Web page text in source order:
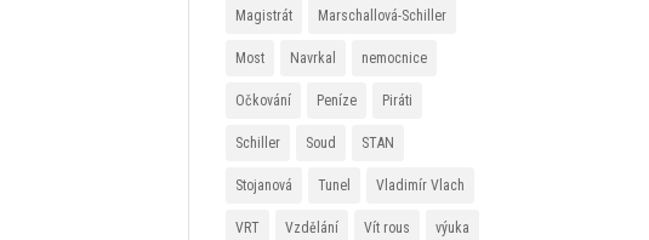
Magistrát Marschallová-Schiller
Most Navrkal nemocnice
Očkování Peníze Piráti
Schiller Soud STAN
Stojanová Tunel Vladimír Vlach
VRT Vzdělání Vít rous výuka